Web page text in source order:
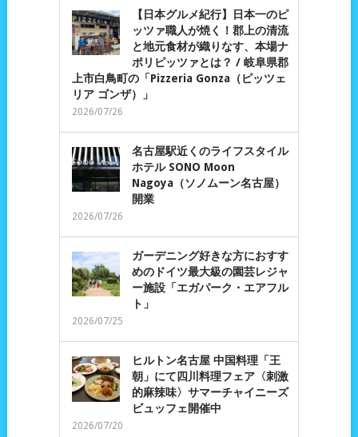
【日本グルメ紀行】日本一のピ
ッツァ職人が焼く！郡上の清流
と地元食材が織りなす、本場ナ
ポリピッツァとは？ / 岐阜県郡
上市白鳥町の「Pizzeria Gonza（ピッツェ
リア ゴンザ）」
2026/07/26
名古屋駅近くのライフスタイル
ホテル SONO Moon
Nagoya（ソノムーン名古屋）
開業
2026/07/26
ガーデニング好きな方におすす
めのドイツ最大級の園芸レジャ
ー施設「エガパーク・エアフル
ト」
2026/07/25
ヒルトン名古屋 中国料理「王
朝」にて四川料理フェア〈刺激
的麻辣味〉サマーチャイニーズ
ビュッフェ開催中
2026/07/20